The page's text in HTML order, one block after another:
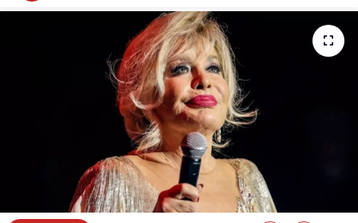
Eskişehir Haber İçerikleri
Eskişehir Hava Durumu
Eskişehir Tramvay Saatleri
Eskişehir Otobüs Saatleri